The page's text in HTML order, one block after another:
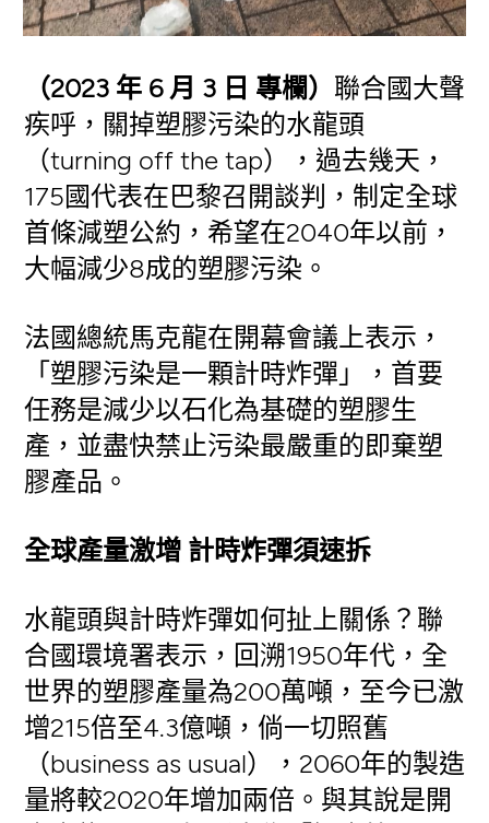
（2023 年 6 月 3 日 專欄） 聯合國大聲
疾呼，關掉塑膠污染的水龍頭
（turning off the tap），過去幾天，
175國代表在巴黎召開談判，制定全球
首條減塑公約，希望在2040年以前，
大幅減少8成的塑膠污染。
法國總統馬克龍在開幕會議上表示，
「塑膠污染是一顆計時炸彈」，首要
任務是減少以石化為基礎的塑膠生
產，並盡快禁止污染最嚴重的即棄塑
膠產品。
全球產量激增 計時炸彈須速拆
水龍頭與計時炸彈如何扯上關係？聯
合國環境署表示，回溯1950年代，全
世界的塑膠產量為200萬噸，至今已激
增215倍至4.3億噸，倘一切照舊
（business as usual），2060年的製造
量將較2020年增加兩倍。與其說是開